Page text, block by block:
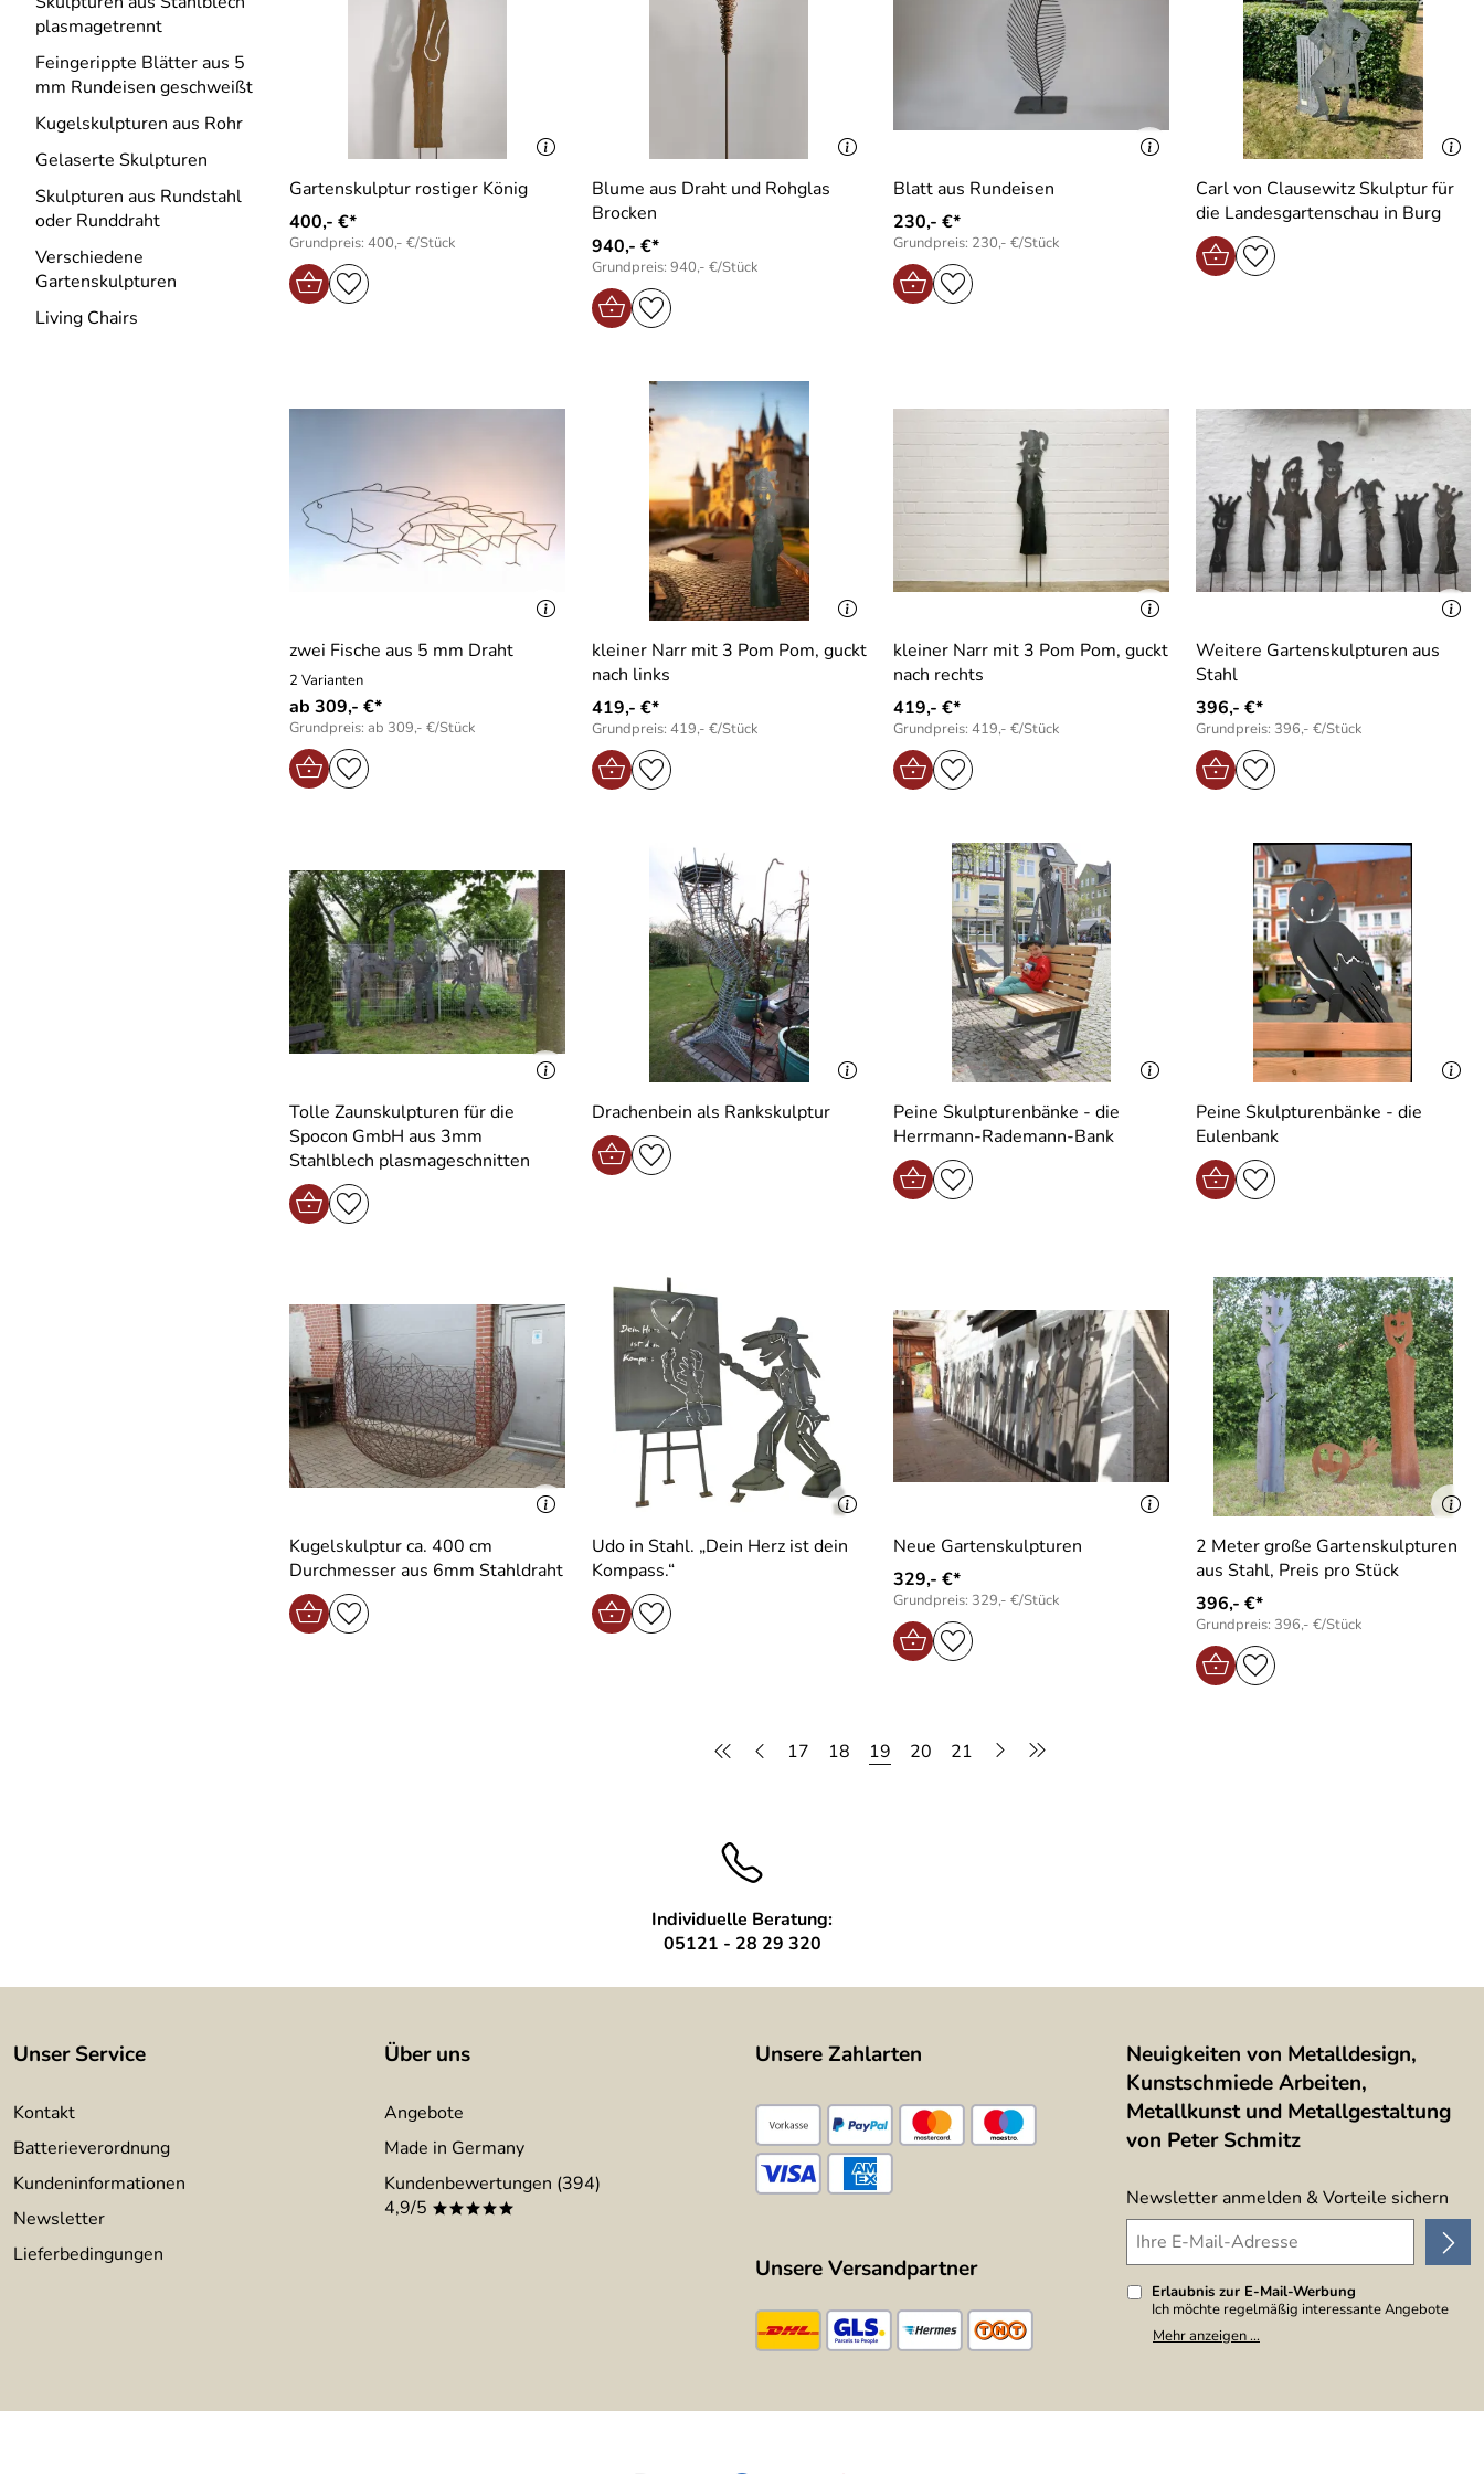
plasmagetrennt
Feingerippte Blätter aus 5
mm Rundeisen geschweißt
Kugelskulpturen aus Rohr
Gelaserte Skulpturen
Skulpturen aus Rundstahl
oder Runddraht
Verschiedene
Gartenskulpturen
Living Chairs
Gartenskulptur rostiger König
400,- €*
Grundpreis: 400,- €/Stück
Blume aus Draht und Rohglas
Brocken
940,- €*
Grundpreis: 940,- €/Stück
Blatt aus Rundeisen
230,- €*
Grundpreis: 230,- €/Stück
Carl von Clausewitz Skulptur für
die Landesgartenschau in Burg
zwei Fische aus 5 mm Draht
2 Varianten
ab 309,- €*
Grundpreis: ab 309,- €/Stück
kleiner Narr mit 3 Pom Pom, guckt
nach links
419,- €*
Grundpreis: 419,- €/Stück
kleiner Narr mit 3 Pom Pom, guckt
nach rechts
419,- €*
Grundpreis: 419,- €/Stück
Weitere Gartenskulpturen aus
Stahl
396,- €*
Grundpreis: 396,- €/Stück
Tolle Zaunskulpturen für die
Spocon GmbH aus 3mm
Stahlblech plasmageschnitten
Drachenbein als Rankskulptur
Peine Skulpturenbänke - die
Herrmann-Rademann-Bank
Peine Skulpturenbänke - die
Eulenbank
Kugelskulptur ca. 400 cm
Durchmesser aus 6mm Stahldraht
Udo in Stahl. „Dein Herz ist dein
Kompass.“
Neue Gartenskulpturen
329,- €*
Grundpreis: 329,- €/Stück
2 Meter große Gartenskulpturen
aus Stahl, Preis pro Stück
396,- €*
Grundpreis: 396,- €/Stück
17 18 19 20 21
Individuelle Beratung:
05121 - 28 29 320
Unser Service
Kontakt
Batterieverordnung
Kundeninformationen
Newsletter
Lieferbedingungen
Über uns
Angebote
Made in Germany
Kundenbewertungen (394)
4,9/5 *****
Unsere Zahlarten
Unsere Versandpartner
Neuigkeiten von Metalldesign,
Kunstschmiede Arbeiten,
Metallkunst und Metallgestaltung
von Peter Schmitz
Newsletter anmelden & Vorteile sichern
Erlaubnis zur E-Mail-Werbung
Ich möchte regelmäßig interessante Angebote
per E-Mail erhalten. Meine E-Mail-Adresse wird
nicht an andere Unternehmen weitergegeben. Zu
welche konkrete Person geklickt hat. Diese
Mehr anzeigen ...